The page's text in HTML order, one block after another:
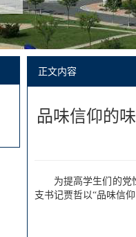
正文内容
品味信仰的
为提高学生们的党
支书记贾哲以“品味信